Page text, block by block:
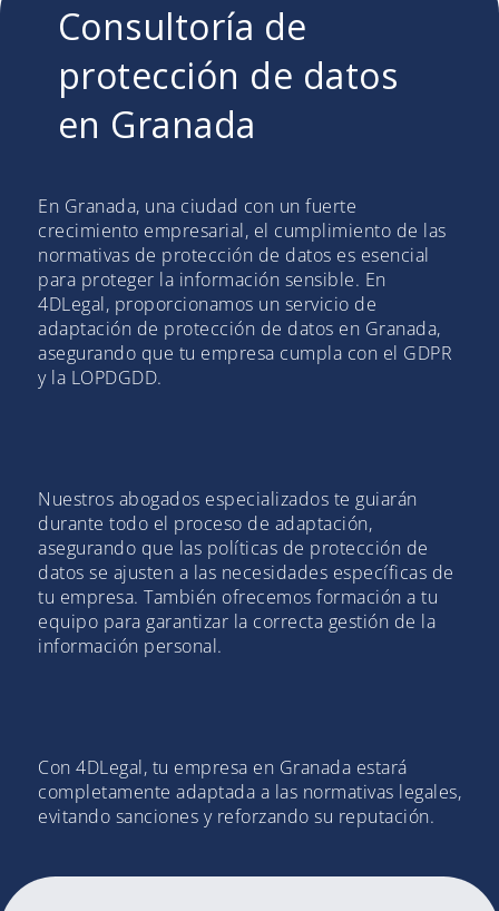
Consultoría de
protección de datos
en Granada
En Granada, una ciudad con un fuerte
crecimiento empresarial, el cumplimiento de las
normativas de protección de datos es esencial
para proteger la información sensible. En
4DLegal, proporcionamos un servicio de
adaptación de protección de datos en Granada,
asegurando que tu empresa cumpla con el GDPR
y la LOPDGDD.
Nuestros abogados especializados te guiarán
durante todo el proceso de adaptación,
asegurando que las políticas de protección de
datos se ajusten a las necesidades específicas de
tu empresa. También ofrecemos formación a tu
equipo para garantizar la correcta gestión de la
información personal.
Con 4DLegal, tu empresa en Granada estará
completamente adaptada a las normativas legales,
evitando sanciones y reforzando su reputación.